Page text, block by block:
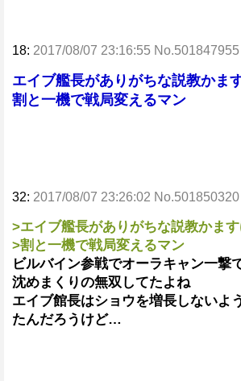
18: 2017/08/07 23:16:55 No.501847955
エイブ艦長がありがちな説教かま
割と一機で戦局変えるマン
32: 2017/08/07 23:26:02 No.501850320
>エイブ艦長がありがちな説教かま
>割と一機で戦局変えるマン
ビルバイン参戦でオーラキャン一撃
沈めまくりの無双してたよね
エイブ館長はショウを増長しないよ
たんだろうけど…